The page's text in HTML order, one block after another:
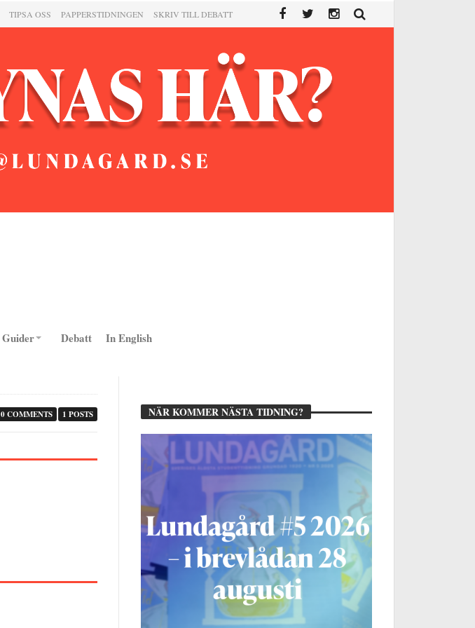
TIPSA OSS PAPPERSTIDNINGEN SKRIV TILL DEBATT
Guider Debatt In English
1 POSTS
0 COMMENTS NÄR KOMMER NÄSTA TIDNING?